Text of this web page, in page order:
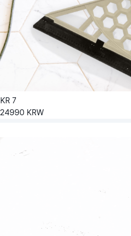
KR 7
24990 KRW